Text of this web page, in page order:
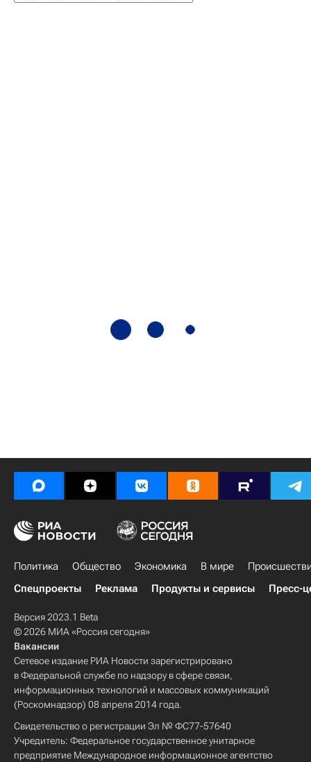
Политика Общество Экономика В мире
Спецпроекты
Реклама Продукты и сервисы Пресс-
Версия 2023.1 Beta
© 2026 МИА «Россия сегодня»
Вакансии
Сетевое издание РИА Новости зарегистрировано
в Федеральной службе по надзору в сфере связи,
информационных технологий и массовых коммуникаций
(Роскомнадзор) 08 апреля 2014 года.
Свидетельство о регистрации Эл № ФС77-57640
Учредитель: Федеральное государственное унитарное
предприятие Международное информационное агентство